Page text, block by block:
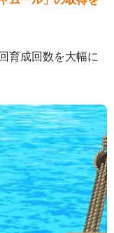
育成回数を大幅に